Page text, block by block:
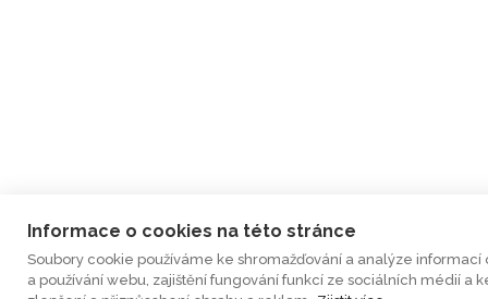
Informace o cookies na této stránce
Soubory cookie používáme ke shromažďování a analýze informací
a používání webu, zajištění fungování funkcí ze sociálních médií a